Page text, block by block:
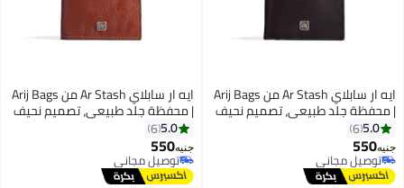
3
ايه ار سابلاي Ar Stash من Arij Bags
| محفظة جلد طبيعي، تصميم نحيف
بجيوب متعددة للكروت، سوستة
للفكة، تنظيم عملي للكروت والنقود
(أسود)
5.0
6
جنيه550
توصيل مجاني
توصيل مجاني
3
ايه ار سابلاي Ar Stash من Arij Bags
| محفظة جلد طبيعي، تصميم نحيف
بجيوب متعددة للكروت، سوستة
للفكة، تنظيم عملي للكروت والنقود
(هافان)
5.0
6
جنيه550
توصيل مجاني
توصيل مجاني